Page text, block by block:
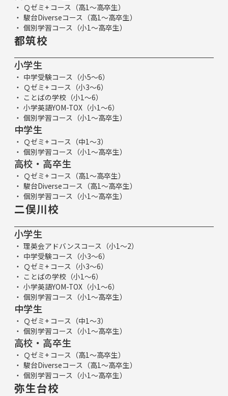
Ｑゼミ+ コース（高1～高卒生）
駿台Diverseコース（高1～高卒生）
個別学習コース（小1～高卒生）
都筑校
小学生
中学受験コース（小5～6）
Ｑゼミ+ コース（小3～6）
ことばの学校（小1～6）
小学英語YOM-TOX（小1～6）
個別学習コース（小1～高卒生）
中学生
Ｑゼミ+ コース（中1～3）
個別学習コース（小1～高卒生）
高校・高卒生
Ｑゼミ+ コース（高1～高卒生）
駿台Diverseコース（高1～高卒生）
個別学習コース（小1～高卒生）
二俣川校
小学生
理英会アドバンスコース（小1～2）
中学受験コース（小3～6）
Ｑゼミ+ コース（小3～6）
ことばの学校（小1～6）
小学英語YOM-TOX（小1～6）
個別学習コース（小1～高卒生）
中学生
Ｑゼミ+ コース（中1～3）
個別学習コース（小1～高卒生）
高校・高卒生
Ｑゼミ+ コース（高1～高卒生）
駿台Diverseコース（高1～高卒生）
個別学習コース（小1～高卒生）
弥生台校